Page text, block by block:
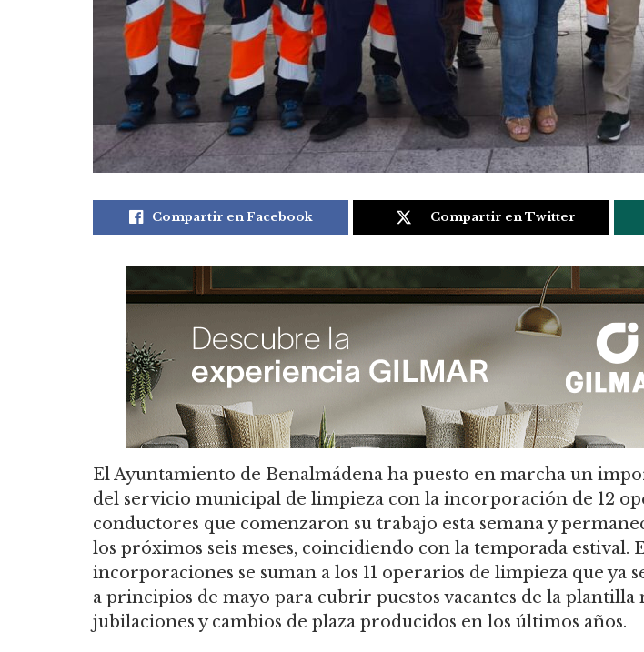
Compartir en Facebook Compartir en Twitter
El Ayuntamiento de Benalmádena ha puesto en marcha un
del servicio municipal de limpieza con la incorporación de 12
conductores que comenzaron su trabajo esta semana y
los próximos seis meses, coincidiendo con la temporada estival.
incorporaciones se suman a los 11 operarios de limpieza que ya
a principios de mayo para cubrir puestos vacantes de la plantilla
jubilaciones y cambios de plaza producidos en los últimos años.